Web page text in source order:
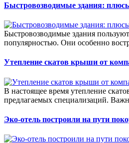
Быстровозводимые здания:
Быстровозводимые здания
популярностью. Они особенно
Утепление скатов крыши от
В настоящее время утепление
предлагаемых специализаций.
Эко-отель построили на пути